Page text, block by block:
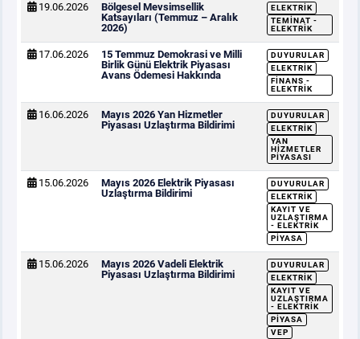
19.06.2026
Bölgesel Mevsimsellik
Katsayıları (Temmuz – Aralık
2026)
ELEKTRIK
TEMINAT -
ELEKTRIK
17.06.2026
15 Temmuz Demokrasi ve Milli
Birlik Günü Elektrik Piyasası
Avans Ödemesi Hakkında
DUYURULAR
ELEKTRIK
FINANS -
ELEKTRIK
16.06.2026
Mayıs 2026 Yan Hizmetler
Piyasası Uzlaştırma Bildirimi
DUYURULAR
ELEKTRIK
YAN
HIZMETLER
PIYASASI
15.06.2026
Mayıs 2026 Elektrik Piyasası
Uzlaştırma Bildirimi
DUYURULAR
ELEKTRIK
KAYIT VE
UZLAŞTIRMA
- ELEKTRIK
PIYASA
15.06.2026
Mayıs 2026 Vadeli Elektrik
Piyasası Uzlaştırma Bildirimi
DUYURULAR
ELEKTRIK
KAYIT VE
UZLAŞTIRMA
- ELEKTRIK
PIYASA
VEP